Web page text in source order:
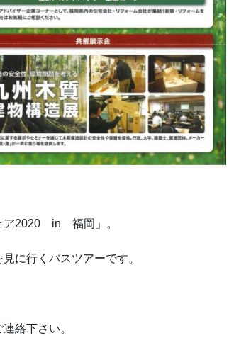
ア2020 in 福岡」。
に行くバスツアーです。
絡下さい。